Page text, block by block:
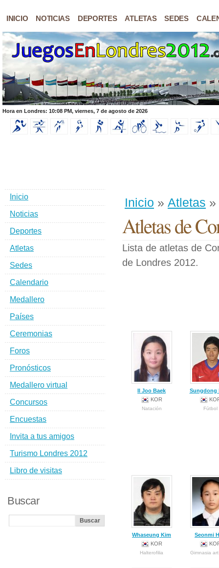
INICIO NOTICIAS DEPORTES ATLETAS SEDES
Hora en Londres: 10:08 PM, viernes, 7 de agosto de 2026
Inicio » Atletas »
Atletas de
Lista de atletas de
de Londres 2012.
Il Joo Baek
KOR
Natación
Sungdong
Fútbol
Whaseung Kim
KOR
Halterofilia
Seonmi
Gimnasia
Inicio
Noticias
Deportes
Atletas
Sedes
Calendario
Medallero
Países
Ceremonias
Foros
Pronósticos
Medallero virtual
Concursos
Encuestas
Invita a tus amigos
Turismo Londres 2012
Libro de visitas
Buscar